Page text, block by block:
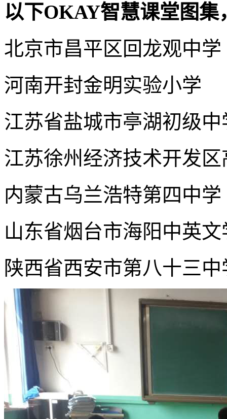
以下OKAY智慧课堂图集
北京市昌平区回龙观中学
河南开封金明实验小学
江苏省盐城市亭湖初级中
江苏徐州经济技术开发
内蒙古乌兰浩特第四中学
山东省烟台市海阳中英文
陕西省西安市第八十三中